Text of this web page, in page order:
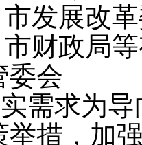
发展改
财政局
委会
需求为
举措，加